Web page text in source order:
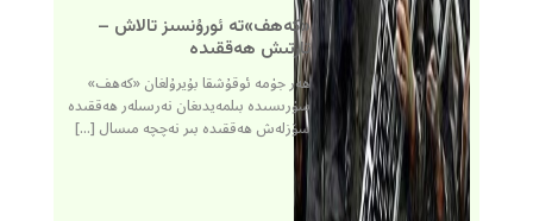
«كەھف»تە ئورۇنسىز تالاش –
تارتىش ھەققىدە
ھەر جۈمە ئوقۇشقا بۇيرۇلغان «كەھف»
سۈرىسىدە بىلمەيدىغان نەرسىلەر ھەققىدە
سۆزلەش ھەققىدە بىر نەچچە مىسال […]